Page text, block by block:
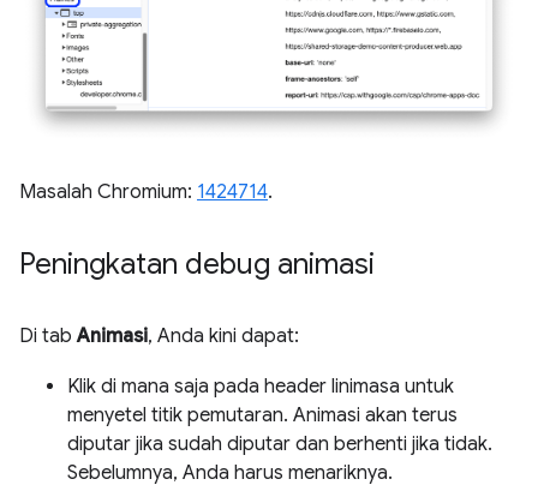
Masalah Chromium: 1424714.
Peningkatan debug animasi
Di tabAnimasi, Anda kini dapat:
Klik di mana saja pada header linimasa untuk
menyetel titik pemutaran. Animasi akan terus
diputar jika sudah diputar dan berhenti jika tidak.
Sebelumnya, Anda harus menariknya.